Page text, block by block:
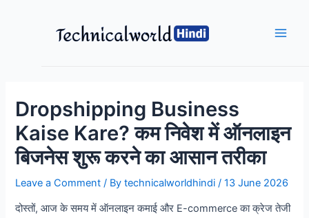
Dropshipping Business
Kaise Kare? कम निवेश में ऑनलाइन
बिजनेस शुरू करने का आसान तरीका
Leave a Comment / Bytechnicalworldhindi/13 June 2026
दोस्तों, आज के समय में ऑनलाइन कमाई और E-commerce का क्रेज तेजी